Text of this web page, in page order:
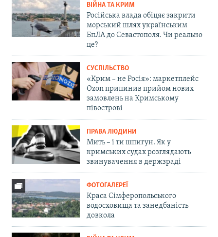
ВІЙНА ТА КРИМ
Російська влада обіцяє закрити
морський шлях українським
БпЛА до Севастополя. Чи реально
це?
СУСПІЛЬСТВО
«Крим – не Росія»: маркетплейс
Ozon припинив прийом нових
замовлень на Кримському
півострові
ПРАВА ЛЮДИНИ
Мить – і ти шпигун. Як у
кримських судах розглядають
звинувачення в держзраді
ФОТОГАЛЕРЕЇ
Краса Сімферопольського
водосховища та занедбаність
довкола